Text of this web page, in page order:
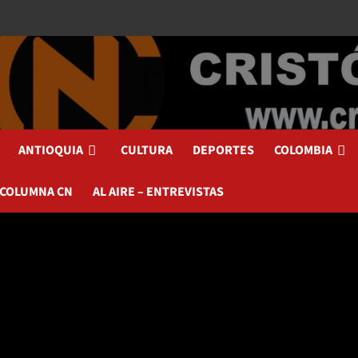
ANTIOQUIA CULTURA DEPORTES COLOMBIA
CN AL AIRE – ENTREVISTAS